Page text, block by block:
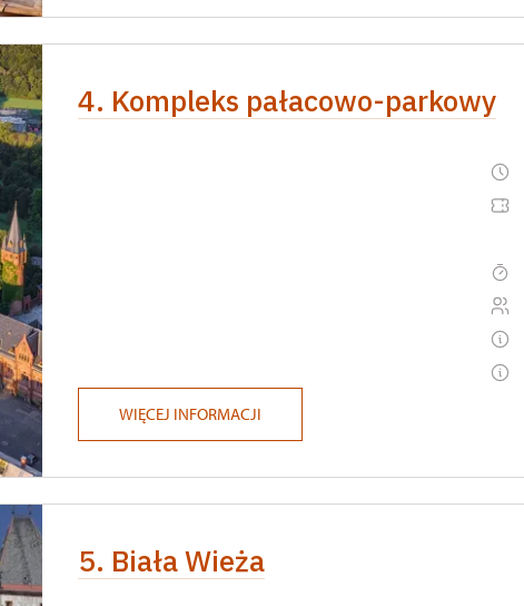
4. Kompleks pałacowo-parkowy
WIĘCEJ INFORMACJI
5. Biała Wieża